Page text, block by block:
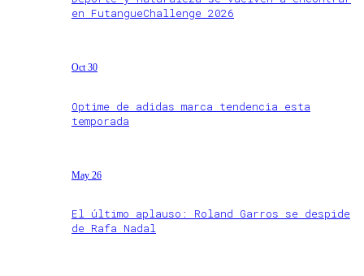
en FutangueChallenge 2026
Oct 30
Optime de adidas marca tendencia esta
temporada
May 26
El último aplauso: Roland Garros se despide
de Rafa Nadal